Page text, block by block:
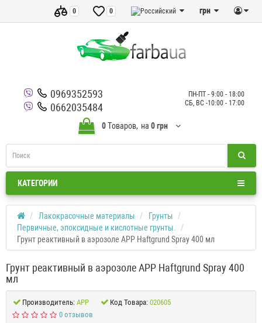
грн
0
0
0969352593
0662035484
ПН-ПТ - 9:00 - 18:00
СБ, ВС -10:00 - 17:00
0Tоваров, на 0 грн
КАТЕГОРИИ
Лакокрасочные материалы
Грунты
Первичные, эпоксидные и кислотные грунты.
Грунт реактивный в аэрозоле APP Haftgrund Spray 400 мл
Грунт реактивный в аэрозоле APP Haftgrund Spray 400
мл
Производитель: APP Код Товара: 020605
0 отзывов